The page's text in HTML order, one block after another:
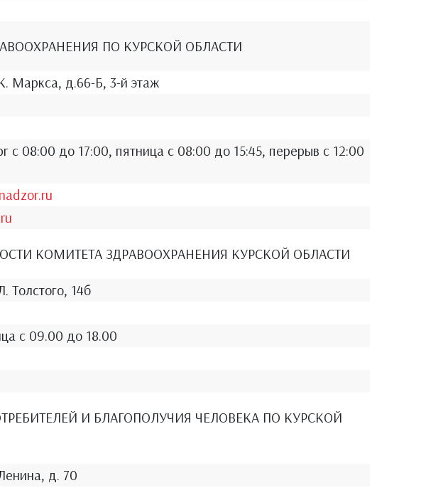
ПО КУРСКОЙ ОБЛАСТИ
Маркса, д.66-Б, 3-й этаж
с 08:00 до 17:00, пятница с 08:00 до 15:45, перерыв с 12:00
КОМИТЕТА ЗДРАВООХРАНЕНИЯ КУРСКОЙ ОБЛАСТИ
Толстого, 14б
с 09.00 до 18.00
И БЛАГОПОЛУЧИЯ ЧЕЛОВЕКА ПО КУРСКОЙ
д. 70